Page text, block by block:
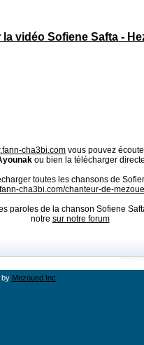
vidéo Sofiene Safta -
cha3bi.com vous pouvez
ou bien la télécharger
toutes les chansons de
cha3bi.com/chanteur-de-
paroles de la chanson Sofiene
notre sur notre forum
by Mezoued Inc